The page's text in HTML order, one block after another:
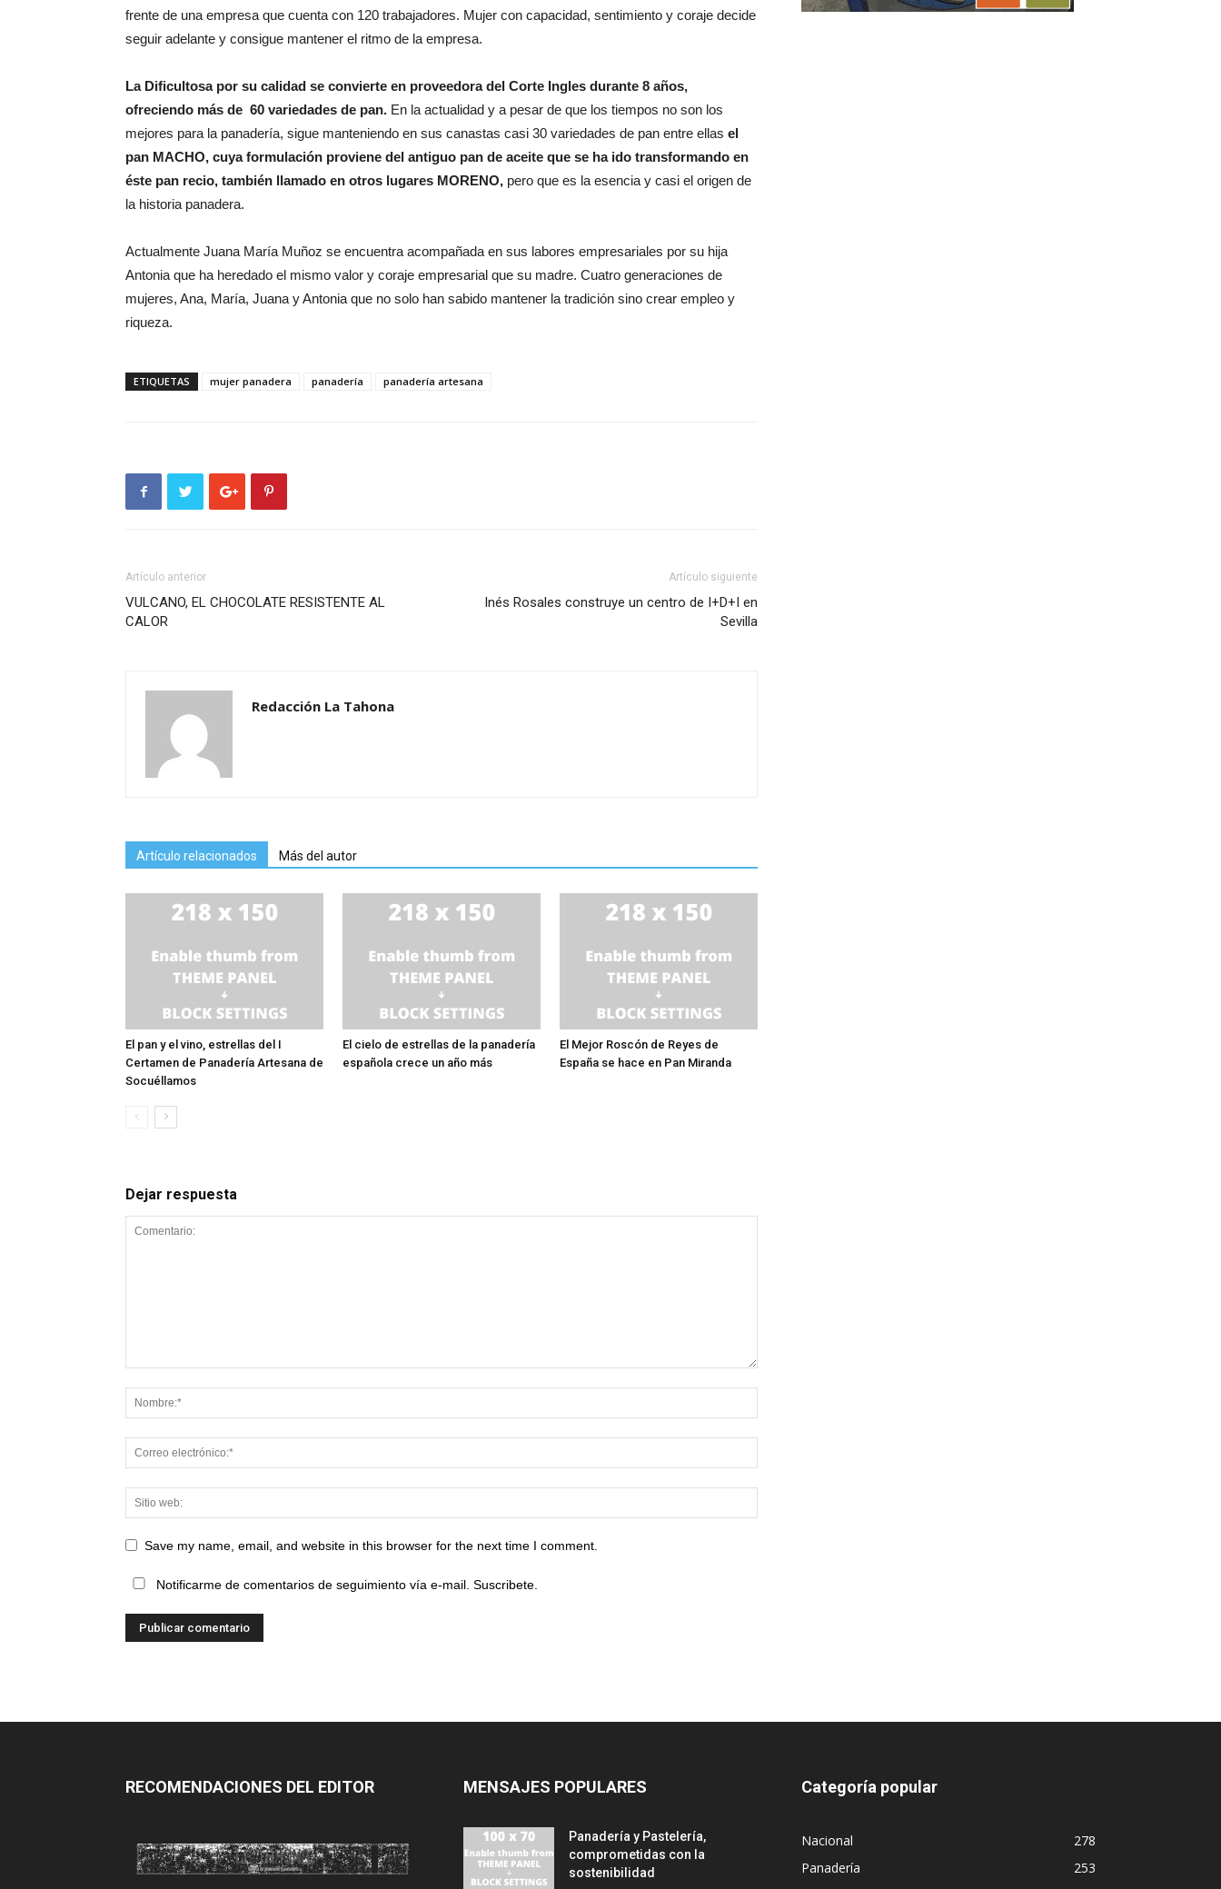
frente de una empresa que cuenta con 120 trabajadores. Mujer con capacidad, sentimiento y coraje decide
seguir adelante y consigue mantener el ritmo de la empresa.
La Dificultosa por su calidad se convierte en proveedora del Corte Ingles durante 8 años,
ofreciendo más de 60 variedades de pan. En la actualidad y a pesar de que los tiempos no son los
mejores para la panadería, sigue manteniendo en sus canastas casi 30 variedades de pan entre ellas el
pan MACHO, cuya formulación proviene del antiguo pan de aceite que se ha ido transformando en
éste pan recio, también llamado en otros lugares MORENO, pero que es la esencia y casi el origen de
la historia panadera.
Actualmente Juana María Muñoz se encuentra acompañada en sus labores empresariales por su hija
Antonia que ha heredado el mismo valor y coraje empresarial que su madre. Cuatro generaciones de
mujeres, Ana, María, Juana y Antonia que no solo han sabido mantener la tradición sino crear empleo y
riqueza.
ETIQUETAS mujer panadera panadería panadería artesana
Artículo anterior
VULCANO, EL CHOCOLATE RESISTENTE AL
CALOR
Artículo siguiente
Inés Rosales construye un centro de I+D+I en
Sevilla
Redacción La Tahona
Artículo relacionados Más del autor
El pan y el vino, estrellas del I
Certamen de Panadería Artesana de
Socuéllamos
El cielo de estrellas de la panadería
española crece un año más
El Mejor Roscón de Reyes de
España se hace en Pan Miranda
Dejar respuesta
Save my name, email, and website in this browser for the next time I comment.
Notificarme de comentarios de seguimiento vía e-mail. Suscribete.
RECOMENDACIONES DEL EDITOR MENSAJES POPULARES
Panadería y Pastelería,
comprometidas con la
sostenibilidad
Categoría popular
Nacional
278
Panadería
253